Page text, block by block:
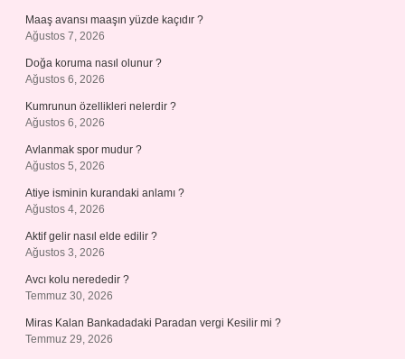
Maaş avansı maaşın yüzde kaçıdır ?
Ağustos 7, 2026
Doğa koruma nasıl olunur ?
Ağustos 6, 2026
Kumrunun özellikleri nelerdir ?
Ağustos 6, 2026
Avlanmak spor mudur ?
Ağustos 5, 2026
Atiye isminin kurandaki anlamı ?
Ağustos 4, 2026
Aktif gelir nasıl elde edilir ?
Ağustos 3, 2026
Avcı kolu nerededir ?
Temmuz 30, 2026
Miras Kalan Bankadadaki Paradan vergi Kesilir mi ?
Temmuz 29, 2026